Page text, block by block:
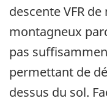
descente VFR
montagneux
pas
permettant de
dessus du sol.